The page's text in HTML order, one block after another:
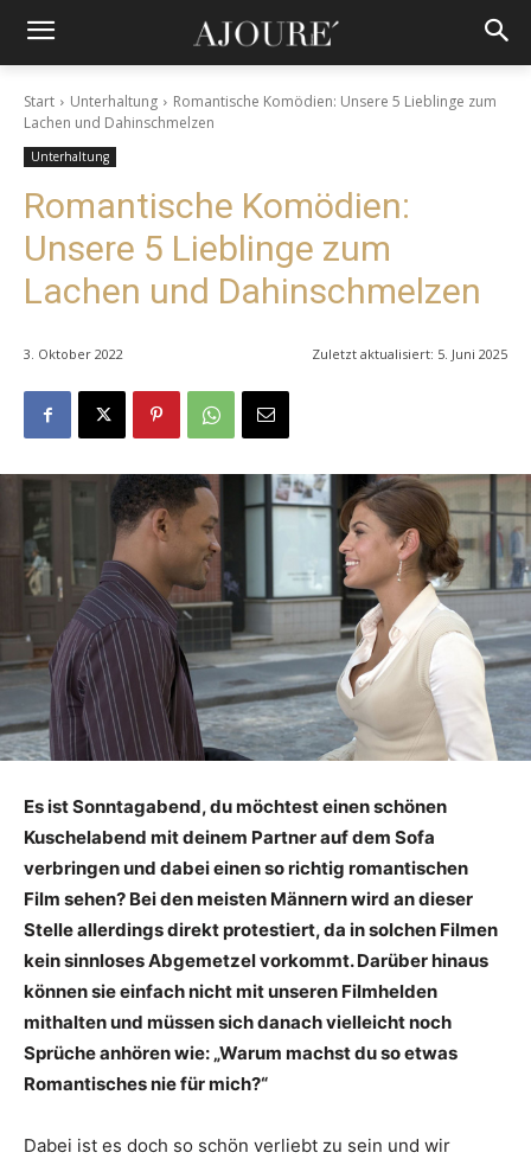
Start Unterhaltung
Romantische Komödien: Unsere 5 Lieblinge zum
Lachen und Dahinschmelzen
Unterhaltung
Romantische Komödien:
Unsere 5 Lieblinge zum
Lachen und Dahinschmelzen
3. Oktober 2022 Zuletzt aktualisiert: 5. Juni 2025
Es ist Sonntagabend, du möchtest einen schönen
Kuschelabend mit deinem Partner auf dem Sofa
verbringen und dabei einen so richtig romantischen
Film sehen? Bei den meisten Männern wird an dieser
Stelle allerdings direkt protestiert, da in solchen Filmen
kein sinnloses Abgemetzel vorkommt. Darüber hinaus
können sie einfach nicht mit unseren Filmhelden
mithalten und müssen sich danach vielleicht noch
Sprüche anhören wie: „Warum machst du so etwas
Romantisches nie für mich?“
Dabei ist es doch so schön verliebt zu sein und wir